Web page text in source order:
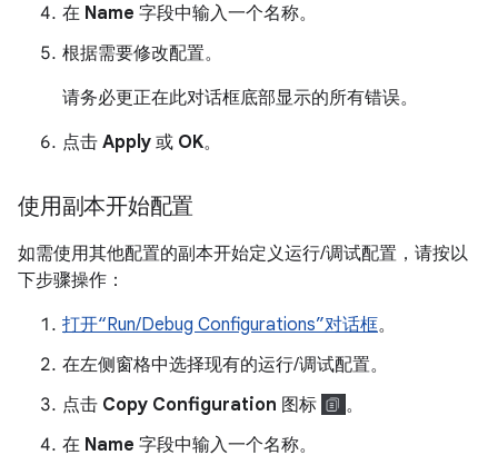
在 Name 字段中输入一个名称。
根据需要修改配置。
请务必更正在此对话框底部显示的所有错误。
点击 Apply 或 OK。
使用副本开始配置
如需使用其他配置的副本开始定义运行/调试配置，请按以
下步骤操作：
打开“Run/Debug Configurations”对话框。
在左侧窗格中选择现有的运行/调试配置。
点击 Copy Configuration 图标
。
在 Name 字段中输入一个名称。